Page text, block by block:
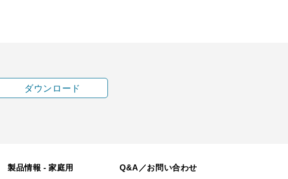
ダウンロード
製品情報 - 家庭用 Q&A／お問い合わせ